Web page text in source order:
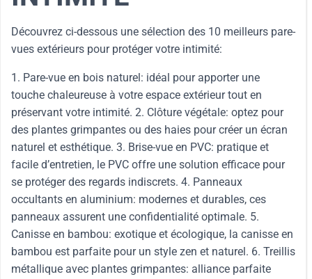
Découvrez ci-dessous une sélection des 10 meilleurs pare-
vues extérieurs pour protéger votre intimité:
1. Pare-vue en bois naturel: idéal pour apporter une
touche chaleureuse à votre espace extérieur tout en
préservant votre intimité. 2. Clôture végétale: optez pour
des plantes grimpantes ou des haies pour créer un écran
naturel et esthétique. 3. Brise-vue en PVC: pratique et
facile d’entretien, le PVC offre une solution efficace pour
se protéger des regards indiscrets. 4. Panneaux
occultants en aluminium: modernes et durables, ces
panneaux assurent une confidentialité optimale. 5.
Canisse en bambou: exotique et écologique, la canisse en
bambou est parfaite pour un style zen et naturel. 6. Treillis
métallique avec plantes grimpantes: alliance parfaite